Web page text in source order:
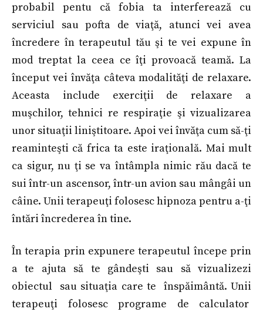
probabil pentu că fobia ta interferează cu
serviciul sau pofta de viaţă, atunci vei avea
încredere în terapeutul tău şi te vei expune în
mod treptat la ceea ce îţi provoacă teamă. La
început vei învăţa câteva modalităţi de relaxare.
Aceasta include exerciţii de relaxare a
muşchilor, tehnici re respiraţie şi vizualizarea
unor situaţii liniştitoare. Apoi vei învăţa cum să-ţi
reaminteşti că frica ta este iraţională. Mai mult
ca sigur, nu ţi se va întâmpla nimic rău dacă te
sui într-un ascensor, într-un avion sau mângâi un
câine. Unii terapeuţi folosesc hipnoza pentru a-ţi
întări încrederea în tine.
În terapia prin expunere terapeutul începe prin
a te ajuta să te gândeşti sau să vizualizezi
obiectul sau situaţia care te înspăimântă. Unii
terapeuţi folosesc programe de calculator